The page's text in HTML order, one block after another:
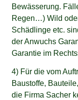
Bewässerung.
Regen…) Wild
Schädlinge etc.
der Anwuchs
Garantie im
4) Für die vom
Baustoffe,
die Firma Sacher